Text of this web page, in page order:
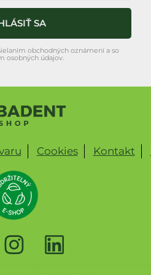
SA
obchodných oznámení a so
osobných údajov.
Cookies Kontakt